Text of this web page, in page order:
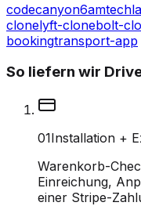
codecanyon6amtech
clonelyft-clonebolt-
bookingtransport-app
So liefern wir
01Installation +
Warenkorb-
Einreichung,
einer Stripe-